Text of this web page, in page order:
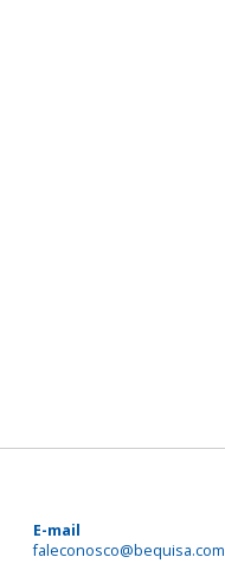
E-mail
faleconosco@bequisa.com